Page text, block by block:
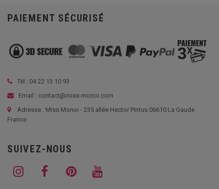
PAIEMENT SÉCURISÉ
Tél : 04 22 13 10 93
Email : contact@miss-monoi.com
Adresse : Miss Monoi - 235 allée Hector Pintus 06610 La Gaude
France
SUIVEZ-NOUS